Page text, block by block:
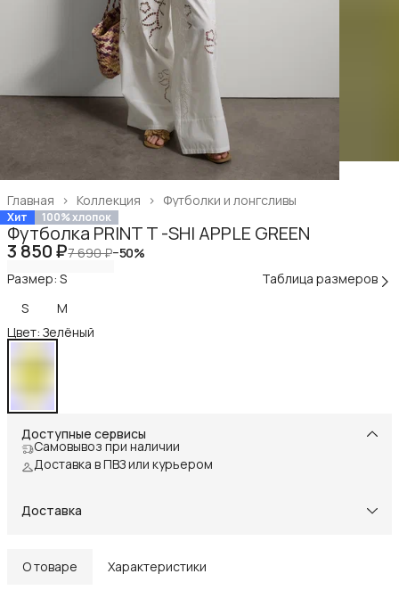
Футболки и лонгсливы
Коллекция ›
Главная ›
Хит 100% хлопок
Футболка PRINT T -SHI APPLE GREEN
3 850 ₽7 690 ₽−50%
Размер: S
Таблица размеров
S
M
Цвет: Зелёный
Доступные сервисы
Самовывоз при наличии
Доставка в ПВЗ или курьером
Доставка
О товаре Характеристики